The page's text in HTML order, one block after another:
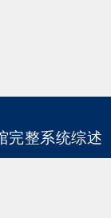
完整系统综述